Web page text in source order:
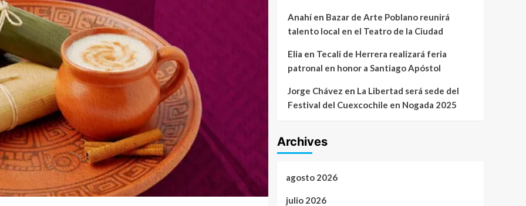
Anahíen Bazar de Arte Poblano reunirá
talento local en el Teatro de la Ciudad
Elia en Tecali de Herrera realizará feria
patronal en honor a Santiago Apóstol
Jorge Chávez en La Libertad será sede del
Festival del Cuexcochile en Nogada 2025
Archives
agosto 2026
julio 2026